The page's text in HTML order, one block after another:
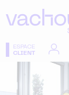
ESPACE
CLIENT